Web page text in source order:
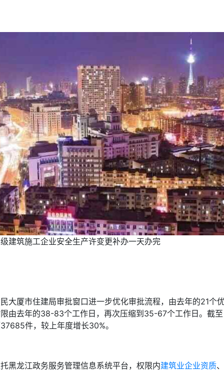
建筑施工企业安全生产许变更补办一天办完
大厦市住建局审批窗口进一步优化审批流程，由去年的21个
由去年的38-83个工作日，再次压缩到35-67个工作日。截
件，较上年度增长30%。
黑龙江政务服务管理信息系统平台，权限内建筑业企业资质